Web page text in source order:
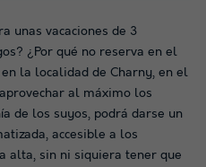
unas vacaciones de 3
¿Por qué no reserva en el
la localidad de Charny, en el
al máximo los
de los suyos, podrá darse un
accesible a los
alta, sin ni siquiera tener que